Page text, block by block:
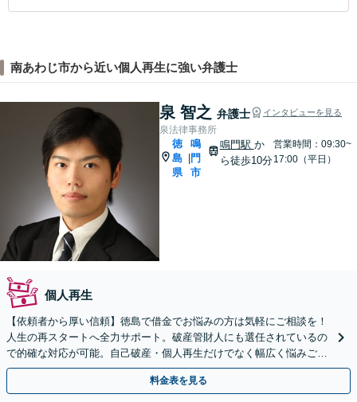
南あわじ市から近い個人再生に強い弁護士
泉 智之 弁護士 インタビューを見る
泉法律事務所
徳
島
県
鳴
門
市
鳴門駅 か
ら徒歩10分
営業時間：09:30~
17:00（平日）
個人再生
【依頼者から厚い信頼】徳島で借金でお悩みの方は気軽にご相談を！
人生の再スタートへ全力サポート。破産管財人にも選任されているの
で的確な対応が可能。自己破産・個人再生だけでなく幅広く悩みごと
をケアします。会社や家族への配慮も徹底【相談料0円】
料金表を見る